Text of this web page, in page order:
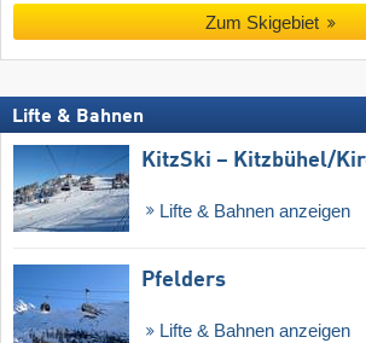
Zum Skigebiet
Lifte & Bahnen
KitzSki – Kitzbühel/​
Lifte & Bahnen anzeigen
Pfelders
Lifte & Bahnen anzeigen